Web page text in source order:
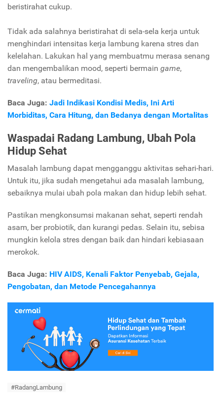
beristirahat cukup.
Tidak ada salahnya beristirahat di sela-sela kerja untuk
menghindari intensitas kerja lambung karena stres dan
kelelahan. Lakukan hal yang membuatmu merasa senang
dan mengembalikan mood, seperti bermain game,
traveling, atau bermeditasi.
Baca Juga: Jadi Indikasi Kondisi Medis, Ini Arti
Morbiditas, Cara Hitung, dan Bedanya dengan Mortalitas
Waspadai Radang Lambung, Ubah Pola
Hidup Sehat
Masalah lambung dapat mengganggu aktivitas sehari-hari.
Untuk itu, jika sudah mengetahui ada masalah lambung,
sebaiknya mulai ubah pola makan dan hidup lebih sehat.
Pastikan mengkonsumsi makanan sehat, seperti rendah
asam, ber probiotik, dan kurangi pedas. Selain itu, sebisa
mungkin kelola stres dengan baik dan hindari kebiasaan
merokok.
Baca Juga: HIV AIDS, Kenali Faktor Penyebab, Gejala,
Pengobatan, dan Metode Pencegahannya
#RadangLambung